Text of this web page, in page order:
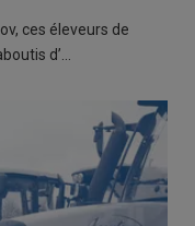
ces éleveurs de
d’…